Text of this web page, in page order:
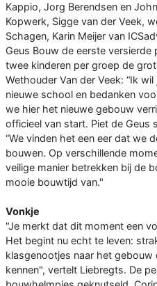
Kappio, Jorg Berendsen en
Kopwerk, Sigge van der Veek,
Schagen, Karin Meijer van
Geus Bouw de eerste versierde
twee kinderen per groep de
Wethouder Van der Veek: “Ik
nieuwe school en bedanken
we hier het nieuwe gebouw
officieel van start. Piet de Geus
“We vinden het een eer dat we
bouwen. Op verschillende
veilige manier betrekken bij de
mooie bouwtijd van."
Vonkje
"Je merkt dat dit moment een
Het begint nu echt te leven:
klasgenootjes naar het gebouw
kennen", vertelt Liebregts. De